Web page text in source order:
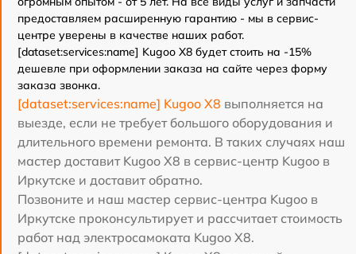
предоставляем расширенную гарантию - мы в сервис-
центре уверены в качестве наших работ.
[dataset:services:name] Kugoo X8 будет стоить на -15%
дешевле при оформлении заказа на сайте через форму
заказа звонка.
[dataset:services:name] Kugoo X8 выполняется на
выезде, если не требует большого оборудования и
длительного времени ремонта. В таких случаях наш
мастер доставит Kugoo X8 в сервис-центр Kugoo в
Иркутске и доставит обратно.
Позвоните и наш мастер сервис-центра Kugoo в
Иркутске проконсультирует и рассчитает стоимость
работ над электросамоката Kugoo X8.